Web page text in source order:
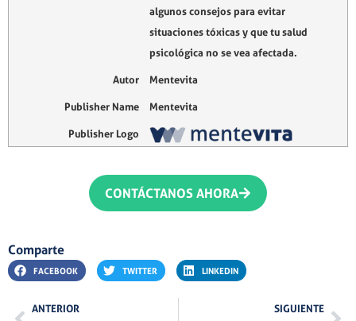
algunos consejos para evitar
situaciones tóxicas y que tu salud
psicológica no se vea afectada.
Autor Mentevita
Publisher Name Mentevita
Publisher Logo
CONTÁCTANOS AHORA
Comparte
FACEBOOK TWITTER LINKEDIN
AntANTERIOR SIGUIENTE